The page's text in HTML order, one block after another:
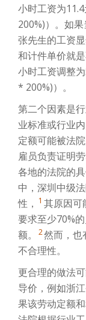
小时工资为
200%)）。如
张先生的工资
和计件单价就
小时工资调整
* 200%)）。
第二个因素是
业标准或行业
定额可能被法
雇员负责证明
各地的法院的
中，深圳中级
性， 1 其原因可
要求至少70%
额。
2然而，也
不合理性。
更合理的做法
导价，例如浙
果该劳动定额